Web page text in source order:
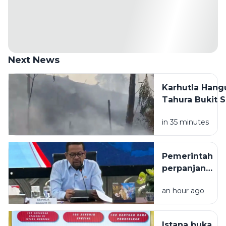
Next News
Karhutla
Tahura Bukit
https://
hanguskan-2-
bukit-
Membership:
Download
in 35 minutes
Pemerintah
perpanjang
hingga
akhir
an hour ago